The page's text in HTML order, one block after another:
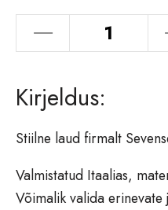
-
Kirjeldus:
Stiilne laud firmalt
Valmistatud Itaalias,
Võimalik valida